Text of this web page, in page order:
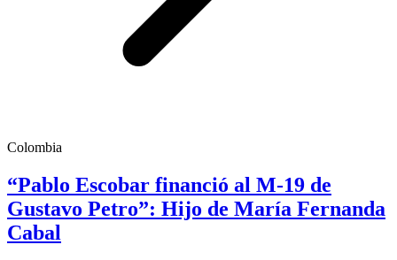
Colombia
“Pablo Escobar financió al M-19 de
Gustavo Petro”: Hijo de María Fernanda
Cabal